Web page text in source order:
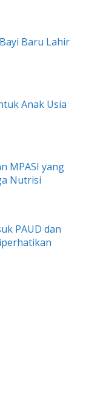
Baru Lahir
Anak Usia
MPASI yang
Nutrisi
PAUD dan